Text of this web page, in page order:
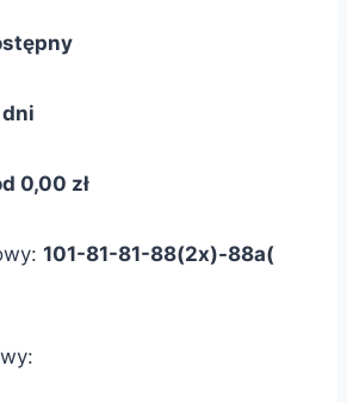
dni
0,00 zł
101-81-81-88(2x)-88a(